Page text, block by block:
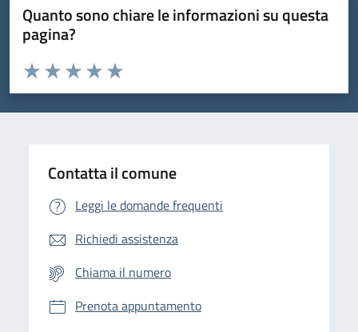
Quanto sono chiare le informazioni su questa
pagina?
Domanda
Valuta da 1 a 5 stelle la pagina
Valuta 5 stelle su 5
Valuta 4 stelle su 5
Valuta 3 stelle su 5
Valuta 2 stelle su 5
Valuta 1 stelle su 5
Contatta il comune
Leggi le domande frequenti
Richiedi assistenza
Chiama il numero
Prenota appuntamento